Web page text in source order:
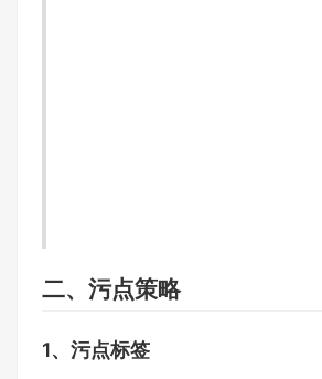
二、污点策略
1、污点标签